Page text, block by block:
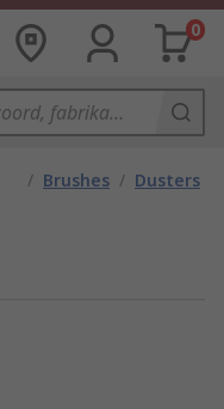
0
/ Brushes / Dusters